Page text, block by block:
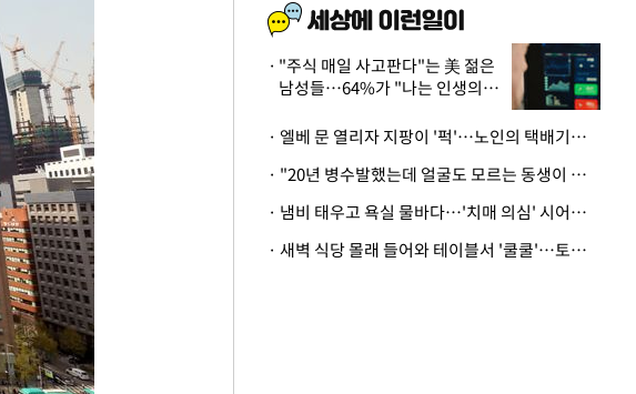
"주식 매일 사고판다"는 美 젊은
남성들…64%가 "나는 인생의
· 엘베 문 열리자 지팡이 '퍽'…노인의 택배기사 폭행 이유
· "20년 병수발했는데 얼굴도 모르는 동생이 유산 절반을"…배다른 형제 상속권 있을까
· 냄비 태우고 욕실 물바다…'치매 의심' 시어머니 검사 권유했다가 '날벼락'
· 새벽 식당 몰래 들어와 테이블서 '쿨쿨'…토사물 남기고 사라진 남성